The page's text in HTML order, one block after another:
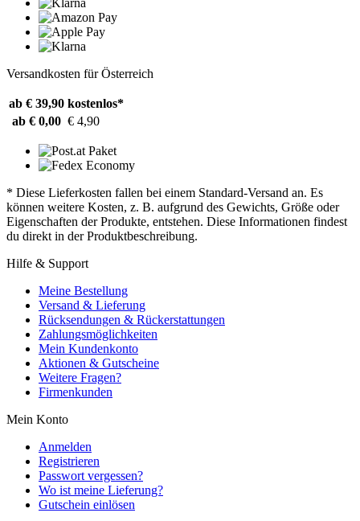
Versandkosten für Österreich
ab € 39,90 kostenlos*
ab € 0,00 € 4,90
* Diese Lieferkosten fallen bei einem Standard-Versand an. Es
können weitere Kosten, z. B. aufgrund des Gewichts, Größe oder
Eigenschaften der Produkte, entstehen. Diese Informationen findest
du direkt in der Produktbeschreibung.
Hilfe & Support
Meine Bestellung
Versand & Lieferung
Rücksendungen & Rückerstattungen
Zahlungsmöglichkeiten
Mein Kundenkonto
Aktionen & Gutscheine
Weitere Fragen?
Firmenkunden
Mein Konto
Anmelden
Registrieren
Passwort vergessen?
Wo ist meine Lieferung?
Gutschein einlösen